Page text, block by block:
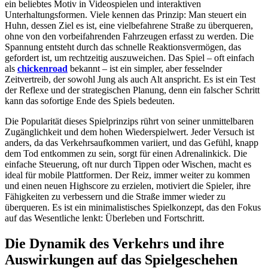
ein beliebtes Motiv in Videospielen und interaktiven
Unterhaltungsformen. Viele kennen das Prinzip: Man steuert ein
Huhn, dessen Ziel es ist, eine vielbefahrene Straße zu überqueren,
ohne von den vorbeifahrenden Fahrzeugen erfasst zu werden. Die
Spannung entsteht durch das schnelle Reaktionsvermögen, das
gefordert ist, um rechtzeitig auszuweichen. Das Spiel – oft einfach
als chickenroad bekannt – ist ein simpler, aber fesselnder
Zeitvertreib, der sowohl Jung als auch Alt anspricht. Es ist ein Test
der Reflexe und der strategischen Planung, denn ein falscher Schritt
kann das sofortige Ende des Spiels bedeuten.
Die Popularität dieses Spielprinzips rührt von seiner unmittelbaren
Zugänglichkeit und dem hohen Wiederspielwert. Jeder Versuch ist
anders, da das Verkehrsaufkommen variiert, und das Gefühl, knapp
dem Tod entkommen zu sein, sorgt für einen Adrenalinkick. Die
einfache Steuerung, oft nur durch Tippen oder Wischen, macht es
ideal für mobile Plattformen. Der Reiz, immer weiter zu kommen
und einen neuen Highscore zu erzielen, motiviert die Spieler, ihre
Fähigkeiten zu verbessern und die Straße immer wieder zu
überqueren. Es ist ein minimalistisches Spielkonzept, das den Fokus
auf das Wesentliche lenkt: Überleben und Fortschritt.
Die Dynamik des Verkehrs und ihre
Auswirkungen auf das Spielgeschehen